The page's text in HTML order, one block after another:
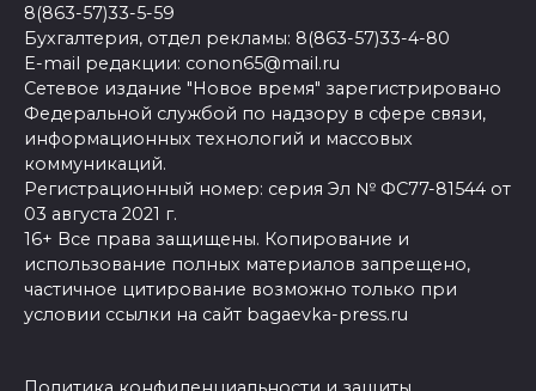
8(863-57)33-5-59
Бухгалтерия, отдел рекламы: 8(863-57)33-4-80
E-mail редакции: conon65@mail.ru
Сетевое издание "Новое время" зарегистрировано
Федеральной службой по надзору в сфере связи,
информационных технологий и массовых
коммуникаций.
Регистрационный номер: серия Эл № ФС77-81544 от
03 августа 2021 г.
16+ Все права защищены. Копирование и
использование полных материалов запрещено,
частичное цитирование возможно только при
условии ссылки на сайт bagaevka-press.ru